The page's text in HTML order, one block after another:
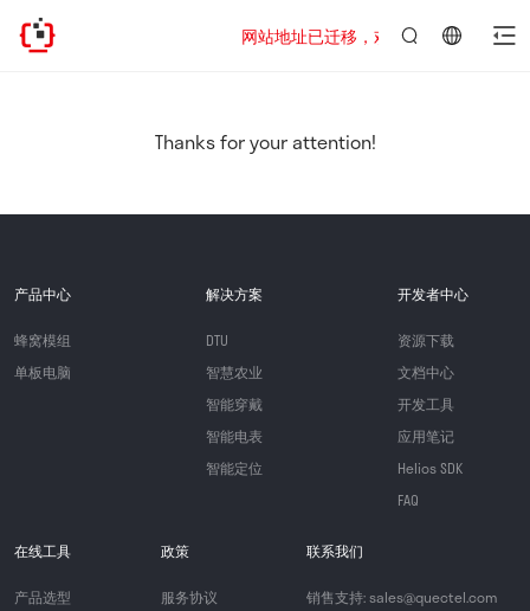
网站地址已迁移，欢迎访问新址：
Thanks for your attention!
产品中心
蜂窝模组
单板电脑
解决方案
DTU
智慧农业
智能穿戴
智能电表
智能定位
开发者中心
资源下载
文档中心
开发工具
应用笔记
Helios SDK
FAQ
在线工具
产品选型
政策
服务协议
联系我们
销售支持: sales@quectel.com